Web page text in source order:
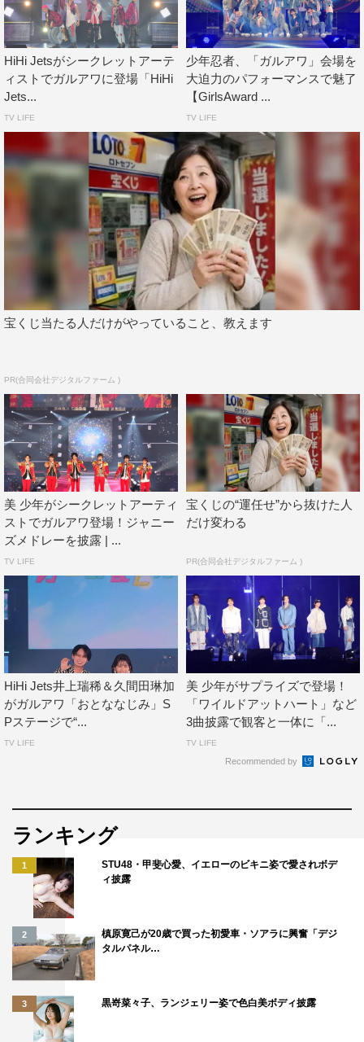
HiHi Jetsがシークレットアーテ
ィストでガルアワに登場「HiHi
Jets...
TV LIFE
少年忍者、「ガルアワ」会場を
大迫力のパフォーマンスで魅了
【GirlsAward ...
TV LIFE
宝くじ当たる人だけがやっていること、教えます
PR(合同会社デジタルファーム )
美 少年がシークレットアーティ
ストでガルアワ登場！ジャニー
ズメドレーを披露 | ...
TV LIFE
宝くじの“運任せ”から抜けた人
だけ変わる
PR(合同会社デジタルファーム )
HiHi Jets井上瑞稀＆久間田琳加
がガルアワ「おとななじみ」S
Pステージで“...
TV LIFE
美 少年がサプライズで登場！
「ワイルドアットハート」など
3曲披露で観客と一体に「...
TV LIFE
Recommended by
ランキング
1
STU48・甲斐心愛、イエローのビキニ姿で愛されボデ
ィ披露
2
槙原寛己が20歳で買った初愛車・ソアラに興奮「デジ
タルパネル…
3 黒嵜菜々子、ランジェリー姿で色白美ボディ披露